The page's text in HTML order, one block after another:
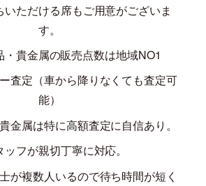
いただける席もご用意がございま
す。
・貴金属の販売点数は地域NO1
査定（車から降りなくても査定可
能）
金属は特に高額査定に自信あり。
ッフが親切丁寧に対応。
が複数人いるので待ち時間が短く